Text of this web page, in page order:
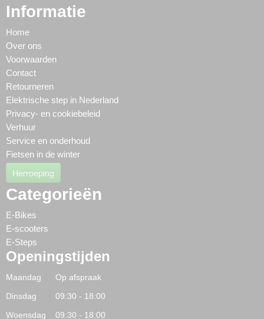
Informatie
Home
Over ons
Voorwaarden
Contact
Retourneren
Elektrische step in Nederland
Privacy- en cookiebeleid
Verhuur
Service en onderhoud
Fietsen in de winter
Herroeping
Categorieën
E-Bikes
E-scooters
E-Steps
Openingstijden
Maandag Op afspraak
Dinsdag 09:30 - 18:00
Woensdag 09:30 - 18:00